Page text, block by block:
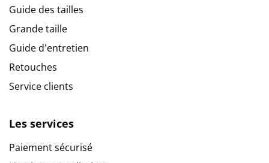
Guide des tailles
Grande taille
Guide d'entretien
Retouches
Service clients
Les services
Paiement sécurisé